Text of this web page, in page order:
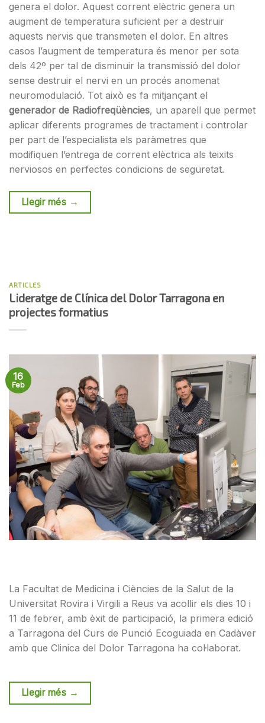
genera el dolor. Aquest corrent elèctric genera un
augment de temperatura suficient per a destruir
aquests nervis que transmeten el dolor. En altres
casos l’augment de temperatura és menor per sota
dels 42º per tal de disminuir la transmissió del dolor
sense destruir el nervi en un procés anomenat
neuromodulació. Tot això es fa mitjançant el
generador de Radiofreqüències, un aparell que permet
aplicar diferents programes de tractament i controlar
per part de l’especialista els paràmetres que
modifiquen l’entrega de corrent elèctrica als teixits
nerviosos en perfectes condicions de seguretat.
Llegir més →
ARTICLES
Lideratge de Clínica del Dolor Tarragona en
projectes formatius
16
Feb
La Facultat de Medicina i Ciències de la Salut de la
Universitat Rovira i Virgili a Reus va acollir els dies 10 i
11 de febrer, amb èxit de participació, la primera edició
a Tarragona del Curs de Punció Ecoguiada en Cadàver
amb que Clinica del Dolor Tarragona ha col·laborat.
Llegir més →